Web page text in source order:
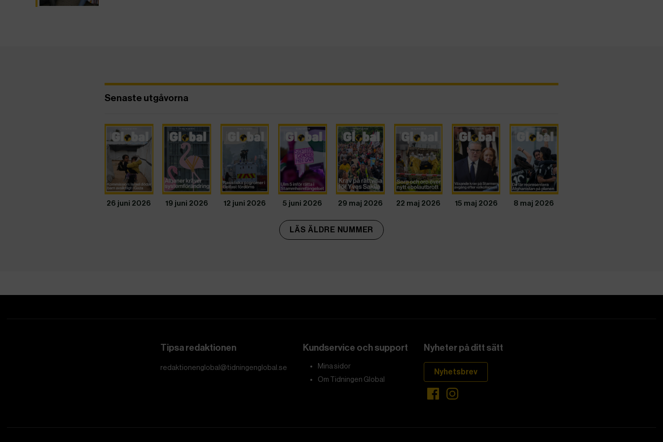
Senaste utgåvorna
26 juni 2026 19 juni 2026 12 juni 2026 5 juni 2026 29 maj 2026 22 maj 2026 15 maj 2026 8 maj 2026
LÄS ÄLDRE NUMMER
Tipsa redaktionen
redaktionenglobal@tidningenglobal.se
Kundservice och support
Mina sidor
Om Tidningen Global
Nyheter på ditt sätt
Nyhetsbrev